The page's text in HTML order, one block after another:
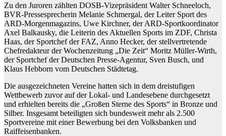
Zu den Juroren zählten DOSB-Vizepräsident Walter Schneeloch,
BVR-Pressesprecherin Melanie Schmergal, der Leiter Sport des
ARD-Morgenmagazins, Uwe Kirchner, der ARD-Sportkoordinator
Axel Balkausky, die Leiterin des Aktuellen Sports im ZDF, Christa
Haas, der Sportchef der FAZ, Anno Hecker, der stellvertretende
Chefredakteur der Wochenzeitung „Die Zeit“ Moritz Müller-Wirth,
der Sportchef der Deutschen Presse-Agentur, Sven Busch, und
Klaus Hebborn vom Deutschen Städtetag.
Die ausgezeichneten Vereine hatten sich in dem dreistufigen
Wettbewerb zuvor auf der Lokal- und Landesebene durchgesetzt
und erhielten bereits die „Großen Sterne des Sports“ in Bronze und
Silber. Insgesamt beteiligten sich bundesweit mehr als 2.500
Sportvereine mit einer Bewerbung bei den Volksbanken und
Raiffeisenbanken.